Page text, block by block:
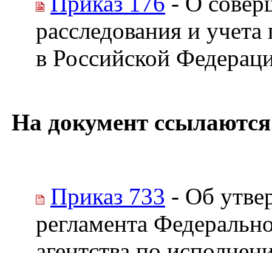
расследования и
в Российской
На документ
Приказ 733 - Об
регламента